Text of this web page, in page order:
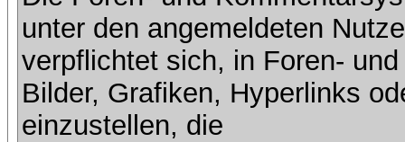
unter den angemeldeten
verpflichtet sich, in Foren-
Bilder, Grafiken, Hyperlinks
einzustellen, die